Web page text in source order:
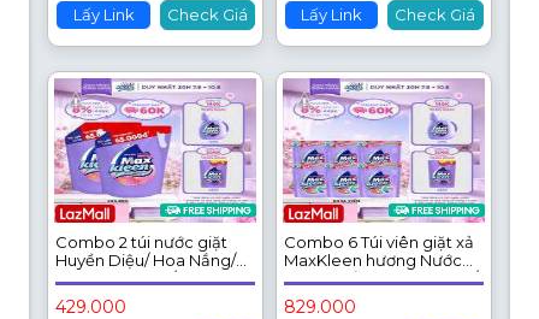
Lấy Link Check Giá Lấy Link Check Giá
Combo 2 túi nước giặt
Huyền Diệu/ Hoa Nắng/
Vườn Sớm Mai / Thiên
Nhiên 3.8kg
429.000
Combo 6 Túi viên giặt xả
MaxKleen hương Nước
Hoa Huyền Diệu (34 viên/
túi)
829.000